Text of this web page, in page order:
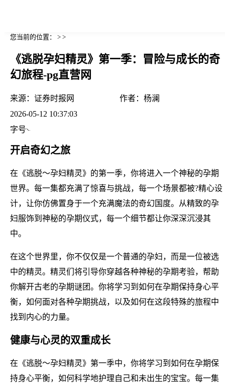
您当前的位置： > >
《逃脱孕妇精灵》第一季：冒险与成长的奇
幻旅程-pg直营网
来源： 证券时报网 作者： 杨澜
2026-05-12 10:37:03
字号
开启奇幻之旅
在《逃脱～孕妇精灵》的第一季，你将进入一个神秘的孕期
世界。每一集都充满了惊喜与挑战，每一个场景都被?精心设
计，让你仿佛置身于一个充满魔法的奇幻国度。从精致的孕
妇服饰到神秘的孕期仪式，每一个细节都让你深深沉浸其
中。
在这个世界里，你不仅仅是一个普通的孕妇，而是一位被选
中的精灵。精灵们将引导你穿越各种神秘的孕期考验，帮助
你解开古老的孕期谜团。你将学习到如何在孕期保持身心平
衡，如何面对各种孕期挑战，以及如何在这段特殊的旅程中
找到内心的力量。
健康与心灵的双重成长
在《逃脱～孕妇精灵》第一季中，你将学习到如何在孕期保
持身心平衡，如何科学地护理自己和未出生的宝宝。每一集